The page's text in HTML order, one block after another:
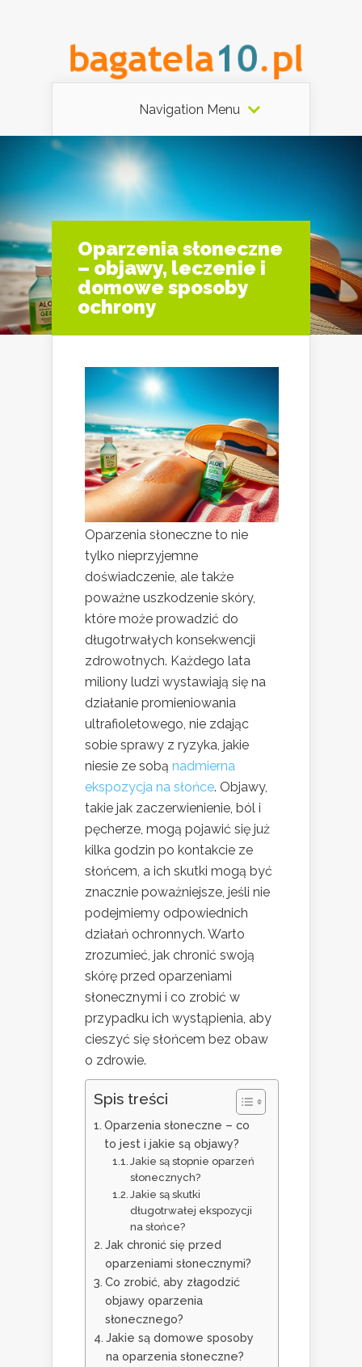
Navigation Menu
Oparzenia słoneczne
– objawy, leczenie i
domowe sposoby
ochrony
Oparzenia słoneczne to nie
tylko nieprzyjemne
doświadczenie, ale także
poważne uszkodzenie skóry,
które może prowadzić do
długotrwałych konsekwencji
zdrowotnych. Każdego lata
miliony ludzi wystawiają się na
działanie promieniowania
ultrafioletowego, nie zdając
sobie sprawy z ryzyka, jakie
niesie ze sobą nadmierna
ekspozycja na słońce. Objawy,
takie jak zaczerwienienie, ból i
pęcherze, mogą pojawić się już
kilka godzin po kontakcie ze
słońcem, a ich skutki mogą być
znacznie poważniejsze, jeśli nie
podejmiemy odpowiednich
działań ochronnych. Warto
zrozumieć, jak chronić swoją
skórę przed oparzeniami
słonecznymi i co zrobić w
przypadku ich wystąpienia, aby
cieszyć się słońcem bez obaw
o zdrowie.
Spis treści
Oparzenia słoneczne – co
to jest i jakie są objawy?
Jakie są stopnie oparzeń
słonecznych?
Jakie są skutki
długotrwałej ekspozycji
na słońce?
Jak chronić się przed
oparzeniami słonecznymi?
Co zrobić, aby złagodzić
objawy oparzenia
słonecznego?
Jakie są domowe sposoby
na oparzenia słoneczne?